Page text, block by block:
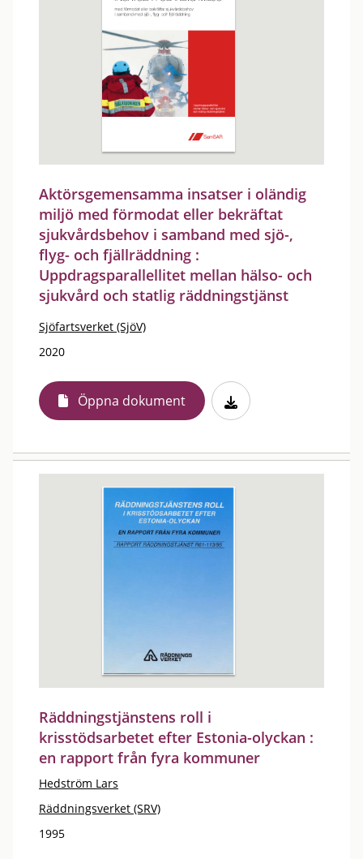
Aktörsgemensamma insatser i oländig
miljö med förmodat eller bekräftat
sjukvårdsbehov i samband med sjö-,
flyg- och fjällräddning :
Uppdragsparallellitet mellan hälso- och
sjukvård och statlig räddningstjänst
Sjöfartsverket (SjöV)
2020
Öppna dokument
Räddningstjänstens roll i
krisstödsarbetet efter Estonia-olyckan :
en rapport från fyra kommuner
Hedström Lars
Räddningsverket (SRV)
1995